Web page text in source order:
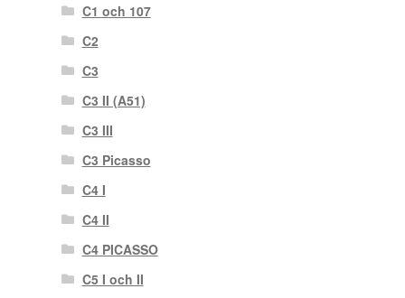
C1 och 107
C2
C3
C3 II (A51)
C3 III
C3 Picasso
C4 I
C4 II
C4 PICASSO
C5 I och II